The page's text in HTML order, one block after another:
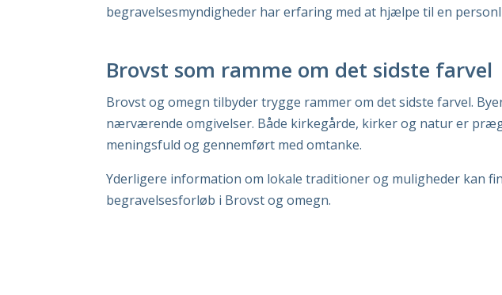
begravelsesmyndigheder har erfaring med at hjælpe til en
Brovst som ramme om det sidste farvel
Brovst og omegn tilbyder trygge rammer om det sidste farvel.
nærværende omgivelser. Både kirkegårde, kirker og natur er
meningsfuld og gennemført med omtanke.
Yderligere information om lokale traditioner og muligheder kan
begravelsesforløb i Brovst og omegn.